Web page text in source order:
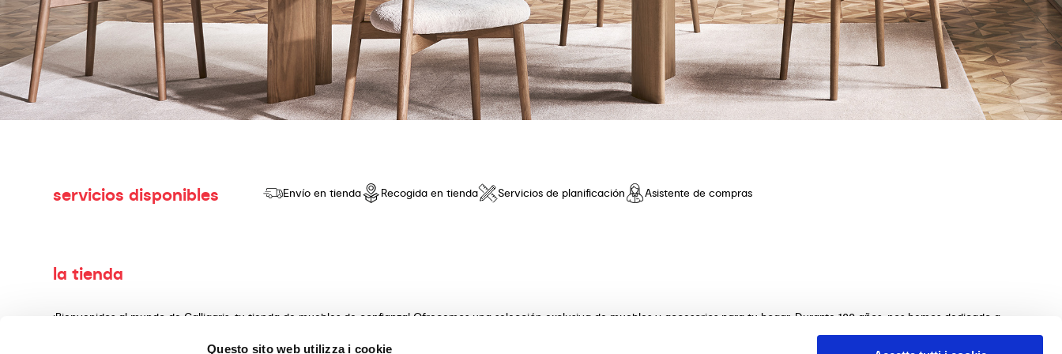
Questo sito web utilizza i cookie
servicios disponibles Envío en tienda Recogida en tienda Servicios de planificación Asistente de compras
la tienda
¡Bienvenidos al mundo de Calligaris, tu tienda de muebles de confianza! Ofrecemos una selección exclusiva de muebles y accesorios para tu hogar. Durante 100 años, nos hemos dedicado a
producir y vender productos de alta calidad, con un diseño innovador y una comodidad sin iguales. Descubre nuestras colecciones de mesas, sillas, camas, sofás y complementos de